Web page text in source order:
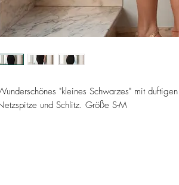
"kleines Schwarzes" mit
und Schlitz. Größe S-M